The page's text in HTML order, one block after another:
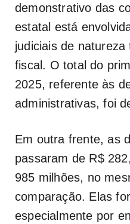
demonstrativo das
estatal está
judiciais de
fiscal. O total do
2025, referente às
administrativas, foi
Em outra frente, as
passaram de R$
985 milhões, no
comparação. Elas
especialmente por